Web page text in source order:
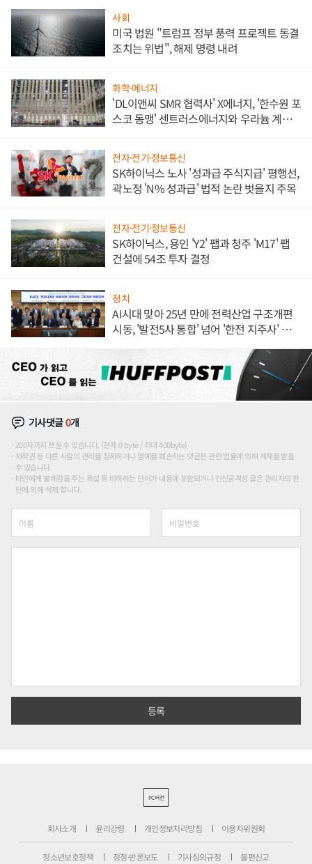
사회
미국 법원 "트럼프 정부 풍력 프로젝트 동결
조치는 위법", 해제 명령 내려
화학·에너지
'DL이앤씨 SMR 협력사' X에너지, '한수원 포
스코 동맹' 센트러스에너지와 우라늄 계약
전자·전기·정보통신
SK하이닉스 노사 '성과급 주식지급' 평행선,
곽노정 'N% 성과급' 법적 논란 벗을지 주목
전자·전기·정보통신
SK하이닉스, 용인 'Y2' 팹과 청주 'M17' 팹
건설에 54조 투자 결정
정치
AI시대 맞아 25년 만에 전력산업 구조개편
시동, '발전5사 통합' 넘어 '한전 지주사' 재편
기사댓글0개
200자까지 쓰실 수 있습니다. (현재 0 byte / 최대 400byte)
저작권 등 다른 사람의 권리를 침해하거나 명예를 훼손하는 댓글은 관련 법률에 의해 제재를 받을
수 있습니다.
타인에게 불쾌감을 주는 욕설 등 비하하는 단어가 내용에 포함되거나 인신공격성 글은 관리자의 판
단에 의해 삭제 합니다.
PC버전
회사소개 윤리강령 개인정보처리방침 이용자위원회
청소년보호정책 정정·반론보도 기사심의규정 불편신고